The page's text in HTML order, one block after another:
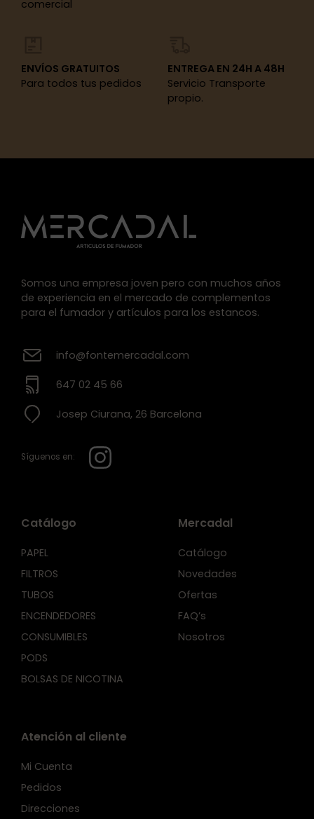
comercial
ENVÍOS GRATUITOS
Para todos tus pedidos
ENTREGA EN 24H A 48H
Servicio Transporte
propio.
Somos una empresa joven pero con muchos años
de experiencia en el mercado de complementos
para el fumador y artículos para los estancos.
info@fontemercadal.com
647 02 45 66
Josep Ciurana, 26 Barcelona
Síguenos en:
Catálogo
PAPEL
FILTROS
TUBOS
ENCENDEDORES
CONSUMIBLES
PODS
BOLSAS DE NICOTINA
Mercadal
Catálogo
Novedades
Ofertas
FAQ’s
Nosotros
Atención al cliente
Mi Cuenta
Pedidos
Direcciones